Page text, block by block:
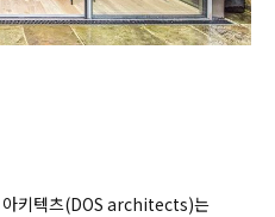
아키텍츠(DOS architects)는